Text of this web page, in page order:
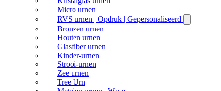
Micro urnen
RVS urnen | Opdruk | Gepersonaliseerd
Bronzen urnen
Houten urnen
Glasfiber urnen
Kinder-urnen
Strooi-urnen
Zee urnen
Tree Urn